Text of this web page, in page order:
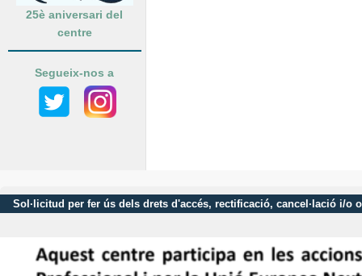
25è aniversari del
centre
Segueix-nos a
Sol·licitud per fer ús dels drets d'accés, rectificació, cancel·lació i/